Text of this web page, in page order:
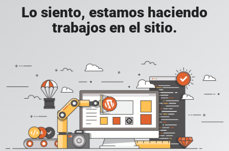
Lo siento, estamos haciendo
trabajos en el sitio.